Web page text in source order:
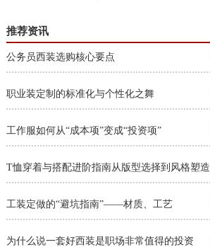
推荐资讯
公务员西装选购核心要点
职业装定制的标准化与个性化之舞
工作服如何从“成本项”变成“投资项”
T恤穿着与搭配进阶指南从版型选择到风格塑造
工装定做的“避坑指南”——材质、工艺
为什么说一套好西装是职场非常值得的投资